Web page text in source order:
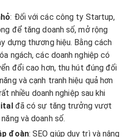
: Đối với các công ty Startup,
để tăng doanh số, mở rộng
dựng thương hiệu. Bằng cách
ngách, các doanh nghiệp có
đổi cao hơn, thu hút đúng đối
và cạnh tranh hiệu quả hơn
nhiều doanh nghiệp sau khi
đã có sự tăng trưởng vượt
và doanh số.
đoàn: SEO giúp duy trì và nâng